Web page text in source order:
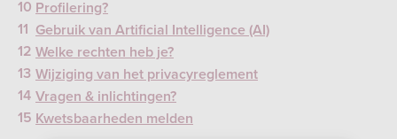
Profilering?
Gebruik van Artificial Intelligence (AI)
Welke rechten heb je?
Wijziging van het privacyreglement
Vragen & inlichtingen?
Kwetsbaarheden melden